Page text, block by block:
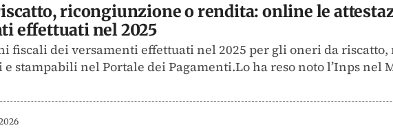
ricongiunzione o rendita: online le
effettuati nel 2025
fiscali dei versamenti effettuati nel 2025 per gli oneri da
stampabili nel Portale dei Pagamenti.Lo ha reso noto l’Inps nel